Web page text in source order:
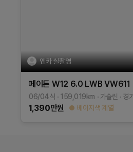
엔카 실촬영
페이톤 W12 6.0 LWB VW611
06/04식 159,019km 가솔린 경기
1,390만원 베이지색 계열